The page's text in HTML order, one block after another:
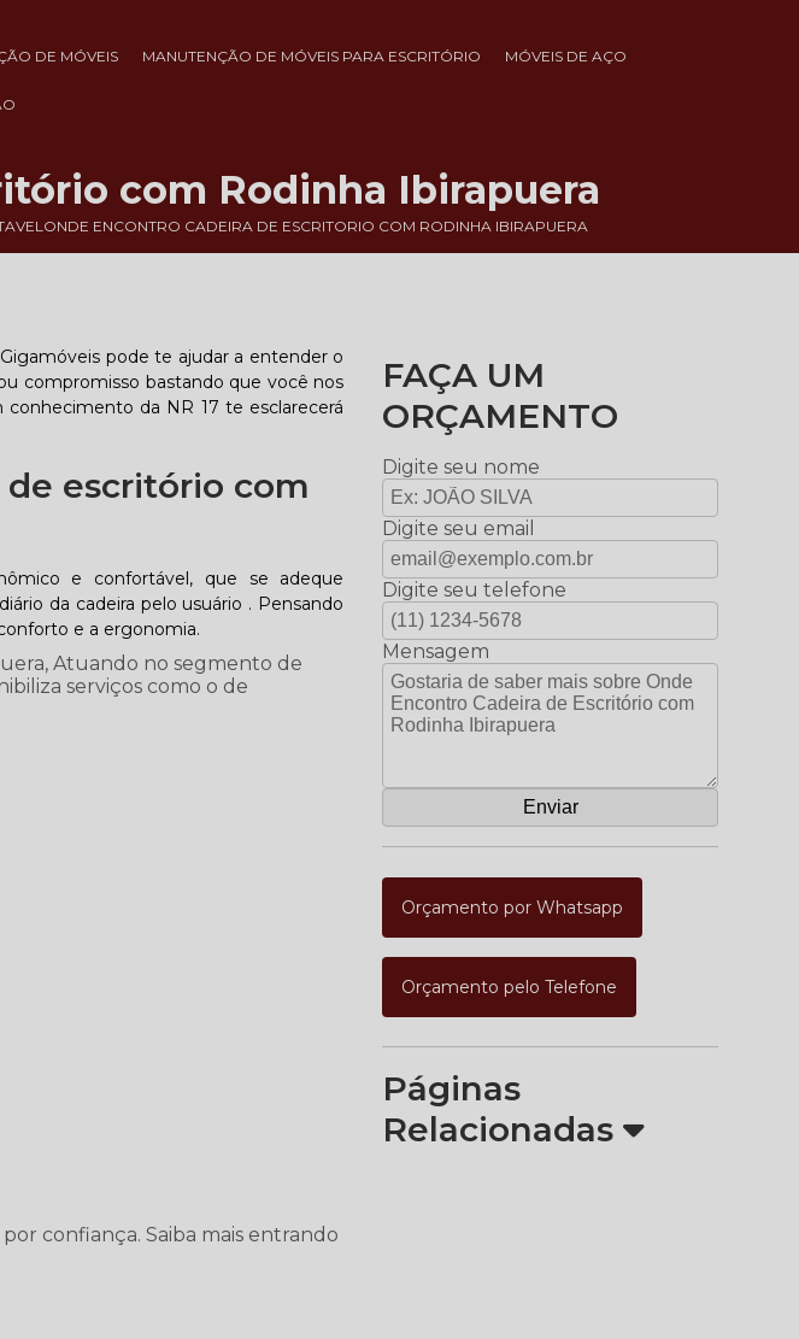
DE MÓVEIS MANUTENÇÃO DE MÓVEIS PARA ESCRITÓRIO MÓVEIS DE AÇO
ONDE ENCONTRO CADEIRA DE ESCRITORIO COM RODINHA IBIRAPUERA
com Rodinha Ibirapuera
pode te ajudar a entender o
compromisso bastando que você nos
da NR 17 te esclarecerá
escritório com
e confortável, que se adeque
da cadeira pelo usuário . Pensando
e a ergonomia.
Atuando no segmento de
serviços como o de
confiança. Saiba mais entrando
FAÇA UM
ORÇAMENTO
Digite seu nome
Digite seu email
Digite seu telefone
Mensagem
Orçamento por Whatsapp
Orçamento pelo Telefone
Páginas
Relacionadas